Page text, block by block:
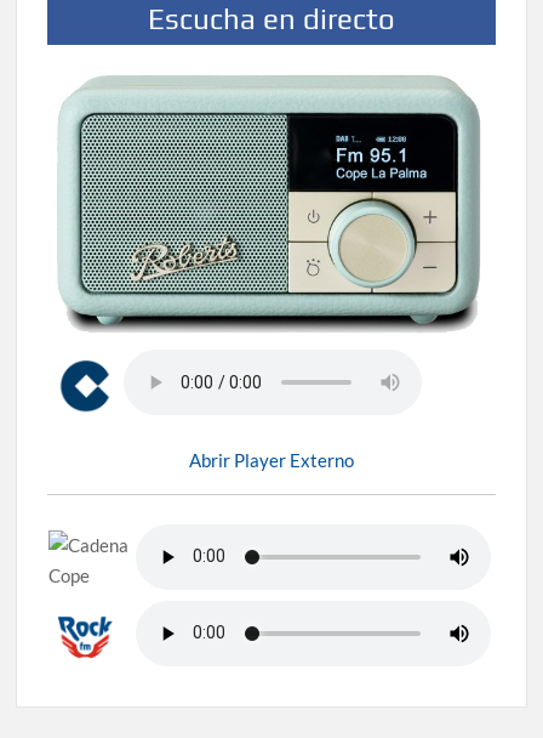
Escucha en directo
Abrir Player Externo